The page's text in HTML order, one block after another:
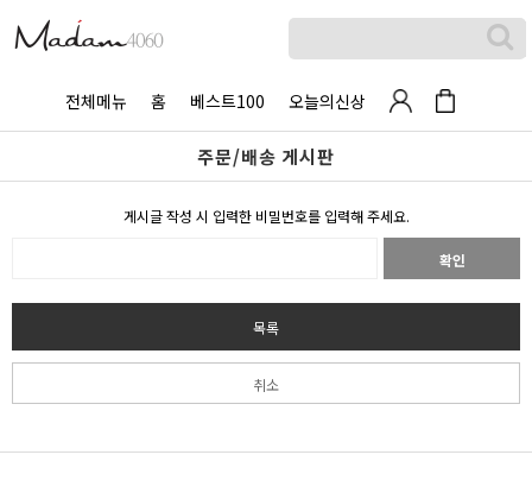
전체메뉴 홈 베스트100 오늘의신상
주문/배송 게시판
게시글 작성 시 입력한 비밀번호를 입력해 주세요.
확인
목록
취소